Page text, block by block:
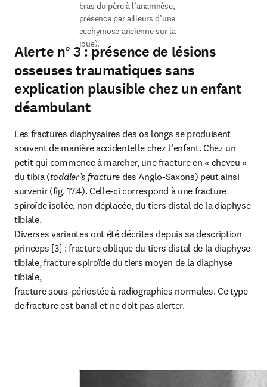
bras du père à l’anamnèse,
présence par ailleurs d’une
ecchymose ancienne sur la
joue).
Alerte n° 3 : présence de lésions
osseuses traumatiques sans
explication plausible chez un enfant
déambulant
Les fractures diaphysaires des os longs se produisent
souvent de manière accidentelle chez l’enfant. Chez un
petit qui commence à marcher, une fracture en « cheveu »
du tibia (toddler’s fracture des Anglo-Saxons) peut ainsi
survenir (fig. 17.4). Celle-ci correspond à une fracture
spiroïde isolée, non déplacée, du tiers distal de la diaphyse
tibiale.
Diverses variantes ont été décrites depuis sa description
princeps [3] : fracture oblique du tiers distal de la diaphyse
tibiale, fracture spiroïde du tiers moyen de la diaphyse
tibiale,
fracture sous-périostée à radiographies normales. Ce type
de fracture est banal et ne doit pas alerter.